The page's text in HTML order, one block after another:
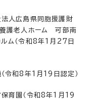
人広島県同胞援護財
護老人ホーム 可部南
ム（令和8年1月27日
令和8年1月19日認定）
育園（令和8年1月19